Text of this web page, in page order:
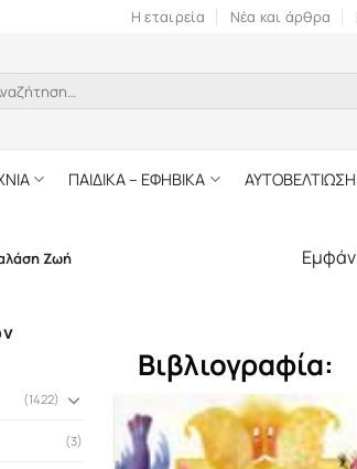
Η εταιρεία Νέα και άρθρα
ΠΑΙΔΙΚΑ – ΕΦΗΒΙΚΑ ΑΥΤΟΒΕΛΤΙΩΣΗ
Ζωή
(1422)
(3)
Βιβλιογραφία: